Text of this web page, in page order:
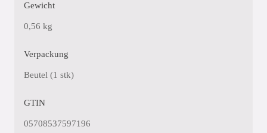
Gewicht
0,56 kg
Verpackung
Beutel (1 stk)
GTIN
05708537597196